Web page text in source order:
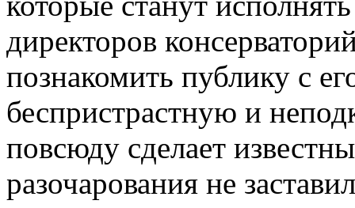
директоров
познакомить публику с
беспристрастную и
повсюду сделает
разочарования не